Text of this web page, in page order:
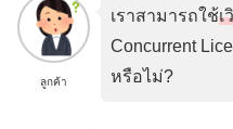
ลูกค้า
เราสามารถใช้เ
Concurrent
หรือไม่?